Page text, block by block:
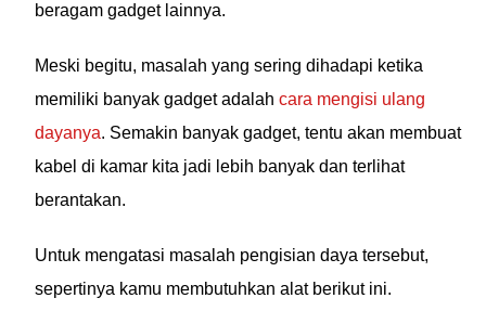
beragam gadget lainnya.
Meski begitu, masalah yang sering dihadapi ketika
memiliki banyak gadget adalah cara mengisi ulang
dayanya. Semakin banyak gadget, tentu akan membuat
kabel di kamar kita jadi lebih banyak dan terlihat
berantakan.
Untuk mengatasi masalah pengisian daya tersebut,
sepertinya kamu membutuhkan alat berikut ini.